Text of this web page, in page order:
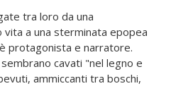
tra loro da una
vita a una sterminata epopea
protagonista e narratore.
cavati "nel legno e
ammiccanti tra boschi,
di ciotole, mestoli di
fantasmi benevoli e maligni,
delle foglie e del
le valli, i burroni, gli scabri
appaiate, la Vita e la